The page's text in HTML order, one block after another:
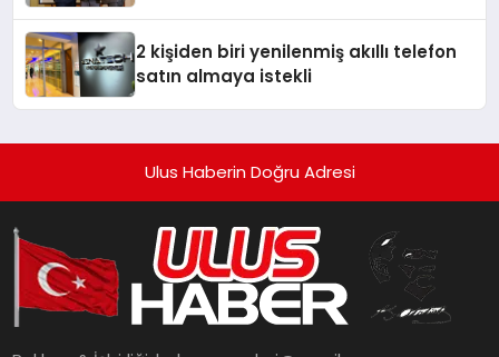
2 kişiden biri yenilenmiş akıllı telefon
satın almaya istekli
Ulus Haberin Doğru Adresi